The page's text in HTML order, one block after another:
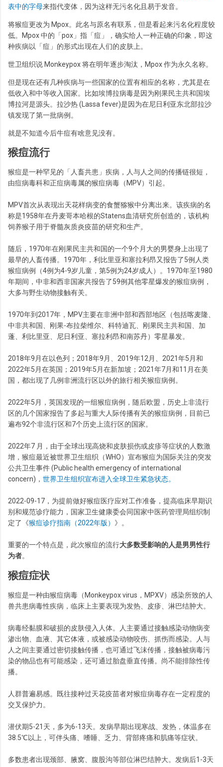
表中的字母来指代变体，因为这样无污名化且易于发音。
将猴痘更改为 Mpox。此名与原名有联系，但是看起来污名化程度较
低。Mpox 中的「pox」指「痘」，确实给人一种正确的印象，即这
种疾病以「痘」的形式出现在人们的皮肤上。
世卫组织说 Monkeypox 将在明年逐步淘汰，Mpox 作为永久名称。
但是现在还有几种疾病与一些国家的位置有相应的名称，尤其是在
低收入和中等收入国家。比如埃博拉病毒是因为刚果民主共和国埃
博拉河是源头。拉沙热 (Lassa fever)是因为在尼日利亚东北部拉沙
镇发现了第一批病例。
就是不知道今后牛痘有啥意见没有。
猴痘流行
猴痘是一种罕见的「人畜共患」疾病，人与人之间的传播链很短，
由痘病毒科和正痘病毒属的猴痘病毒（MPV）引起。
MPV首次从表现出天花样病变的食蟹猕猴中分离出来。该疾病的名
称是1958年在丹麦哥本哈根的Statens血清研究所创造的，该机构
饲养猴子用于脊髓灰质炎疫苗的研究和生产。
随后，1970年在刚果民主共和国的一个9个月大的男婴身上出现了
最早的人畜传播。1970年，利比里亚和塞拉利昂又报告了5例人类
猴痘病例（4例为4-9岁儿童，第5例为24岁成人）。1970年至1980
年期间，中非和西非国家共报告了59例其他零星爆发的猴痘病例，
大多与野生动物接触有关。
1970年到2017年，MPV主要在非洲中部和西部地区（包括喀麦隆、
中非共和国、刚果-布拉柴维尔、科特迪瓦、刚果民主共和国、加
蓬、利比里亚、尼日利亚、塞拉利昂和南苏丹）零星暴发。
2018年9月在以色列；2018年9月、2019年12月、2021年5月和
2022年5月在英国；2019年5月在新加坡；2021年7月和11月在美
国，都出现了几例非洲流行区以外的旅行相关猴痘病例。
2022年5月，英国发现的一组猴痘病例，随后欧盟，历史上非流行
区的几个国家报告了多起与重大人际传播有关的猴痘病例，目前已
遍布92个非流行区和7个历史上流行区的国家。
2022年7 月，由于全球出现高烧和皮肤损伤或皮疹等症状的人数激
增，猴痘最近被世界卫生组织（WHO）宣布猴痘为国际关注的突发
公共卫生事件 (Public health emergency of international
concern)， 世界卫生组织宣布进入全球卫生紧急状态。
2022-09-17，为提前做好猴痘医疗应对工作准备，提高临床早期识
别和规范诊疗能力，国家卫生健康委会同国家中医药管理局组织制
定了《猴痘诊疗指南（2022年版） 》。
重要的一个特点是，此次猴痘的流行大多数受影响的人是男男性行
为者。
猴痘症状
猴痘是一种由猴痘病毒（Monkeypox virus，MPXV）感染所致的人
兽共患病毒性疾病，临床上主要表现为发热、皮疹、淋巴结肿大。
病毒经黏膜和破损的皮肤侵入人体。人主要通过接触感染动物病变
渗出物、血液、其它体液，或被感染动物咬伤、抓伤而感染。人与
人之间主要通过密切接触传播，也可通过飞沫传播，接触被病毒污
染的物品也有可能感染，还可通过胎盘垂直传播。尚不能排除性传
播。
人群普遍易感。既往接种过天花疫苗者对猴痘病毒存在一定程度的
交叉保护力。
潜伏期5-21天，多为6-13天。发病早期出现寒战、发热，体温多在
38.5℃以上，可伴头痛、嗜睡、乏力、背部疼痛和肌痛等症状。
多数患者出现颈部、腋窝、腹股沟等部位淋巴结肿大。发病后1-3天